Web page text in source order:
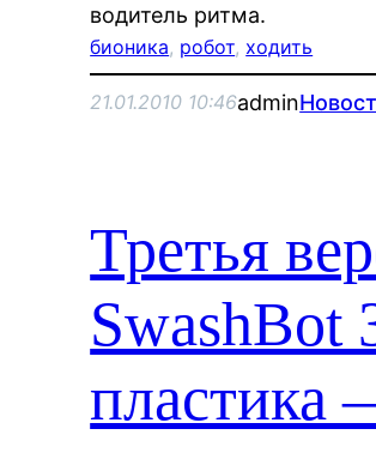
водитель ритма.
бионика, робот, ходить
21.01.2010 10:46admin
Третья
SwashBot
пластика